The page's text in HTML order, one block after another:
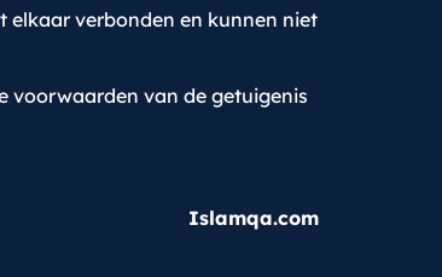
elkaar verbonden en kunnen niet
voorwaarden van de getuigenis
Islamqa.com